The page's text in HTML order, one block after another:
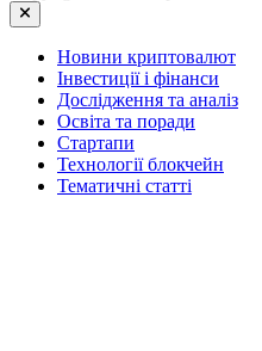
Close
Новини криптовалют
Інвестиції і фінанси
Дослідження та аналіз
Освіта та поради
Стартапи
Технології блокчейн
Тематичні статті